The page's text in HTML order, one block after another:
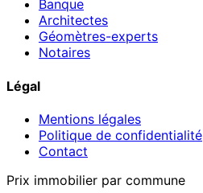
Banque
Architectes
Géomètres-experts
Notaires
Légal
Mentions légales
Politique de confidentialité
Contact
Prix immobilier par commune